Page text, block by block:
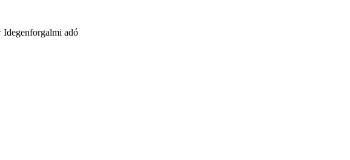
Idegenforgalmi adó